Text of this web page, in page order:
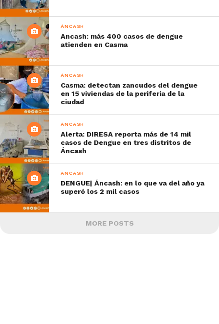
ÁNCASH
Ancash: más 400 casos de dengue
atienden en Casma
ÁNCASH
Casma: detectan zancudos del dengue
en 15 viviendas de la periferia de la
ciudad
ÁNCASH
Alerta: DIRESA reporta más de 14 mil
casos de Dengue en tres distritos de
Áncash
ÁNCASH
DENGUE| Áncash: en lo que va del año ya
superó los 2 mil casos
MORE POSTS